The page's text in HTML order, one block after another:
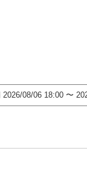
2026/08/06 18:00 〜